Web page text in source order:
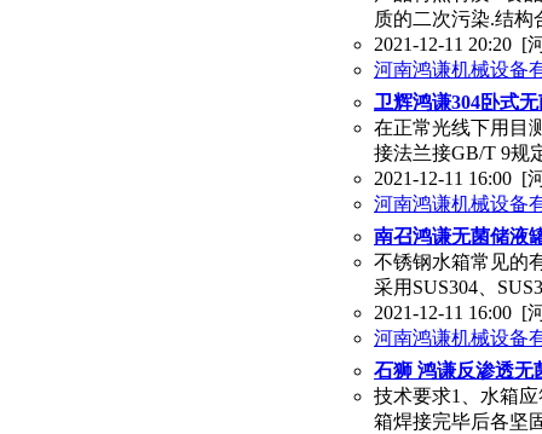
质的二次污染.结构
2021-12-11 20:20 [
河南鸿谦机械设备
卫辉鸿谦304卧式
在正常光线下用目
接法兰接GB/T 9规
2021-12-11 16:00 [
河南鸿谦机械设备
南召鸿谦无菌储液
不锈钢水箱常见的
采用SUS304、
2021-12-11 16:00 [
河南鸿谦机械设备
石狮 鸿谦反渗透无
技术要求1、水箱
箱焊接完毕后各坚